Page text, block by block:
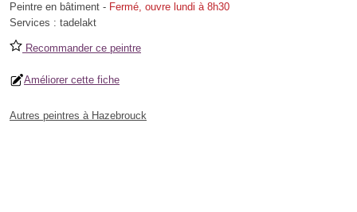
Peintre en bâtiment - Fermé, ouvre lundi à 8h30
Services : tadelakt
Recommander ce peintre
Améliorer cette fiche
Autres peintres à Hazebrouck